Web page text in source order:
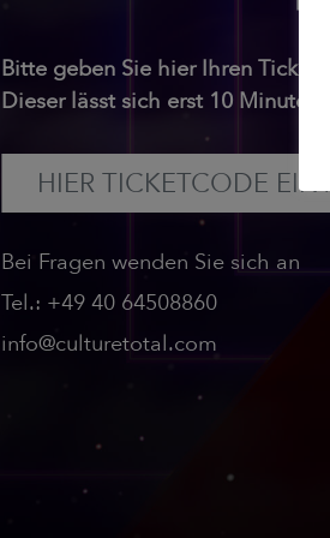
Bitte geben Sie hier Ihren
Dieser lässt sich erst 10
Bei Fragen wenden Sie sich an
Tel.: +49 40 64508860
info@culturetotal.com